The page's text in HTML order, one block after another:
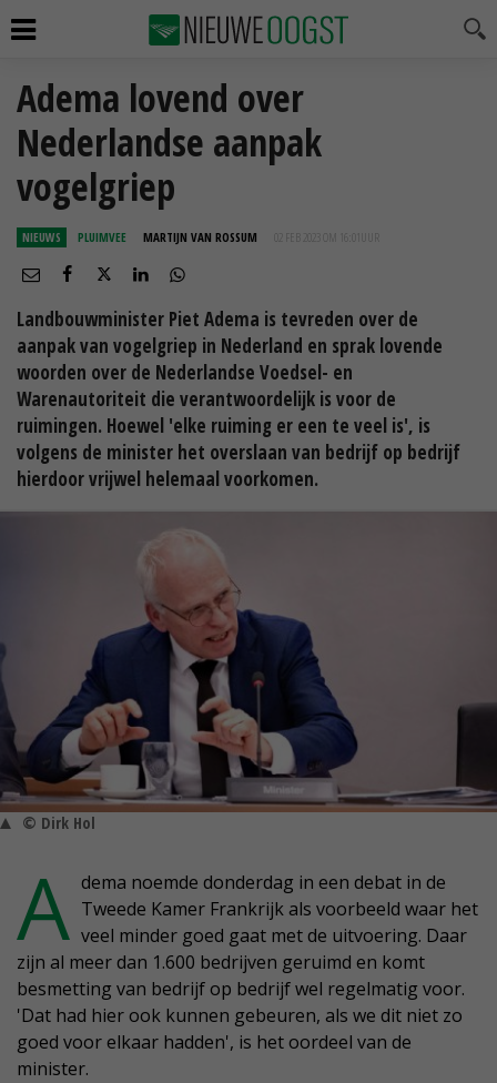
Adema lovend over
Nederlandse aanpak
vogelgriep
NIEUWS PLUIMVEE MARTIJN VAN ROSSUM 02 FEB 2023 OM 16:01
Landbouwminister Piet Adema is tevreden over de
aanpak van vogelgriep in Nederland en sprak lovende
woorden over de Nederlandse Voedsel- en
Warenautoriteit die verantwoordelijk is voor de
ruimingen. Hoewel 'elke ruiming er een te veel is', is
volgens de minister het overslaan van bedrijf op bedrijf
hierdoor vrijwel helemaal voorkomen.
© Dirk Hol
A dema noemde donderdag in een debat in de
Tweede Kamer Frankrijk als voorbeeld waar het
veel minder goed gaat met de uitvoering. Daar
zijn al meer dan 1.600 bedrijven geruimd en komt
besmetting van bedrijf op bedrijf wel regelmatig voor.
'Dat had hier ook kunnen gebeuren, als we dit niet zo
goed voor elkaar hadden', is het oordeel van de
minister.